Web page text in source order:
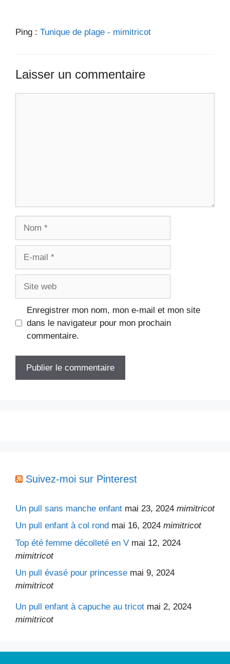
Ping : Tunique de plage - mimitricot
Laisser un commentaire
Enregistrer mon nom, mon e-mail et mon site
dans le navigateur pour mon prochain
commentaire.
Suivez-moi sur Pinterest
Un pull sans manche enfant mai 23, 2024 mimitricot
Un pull enfant à col rond mai 16, 2024 mimitricot
Top été femme décolleté en V mai 12, 2024
mimitricot
Un pull évasé pour princesse mai 9, 2024
mimitricot
Un pull enfant à capuche au tricot mai 2, 2024
mimitricot